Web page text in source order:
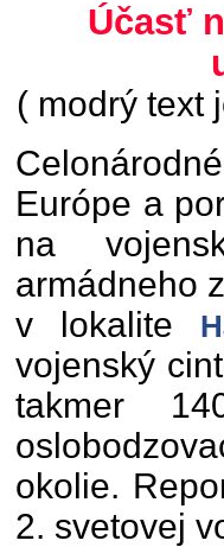
Účasť
( modrý text
Európe a
na
armádneho
v lokalite
vojenský
takmer
okolie.
2. svetovej